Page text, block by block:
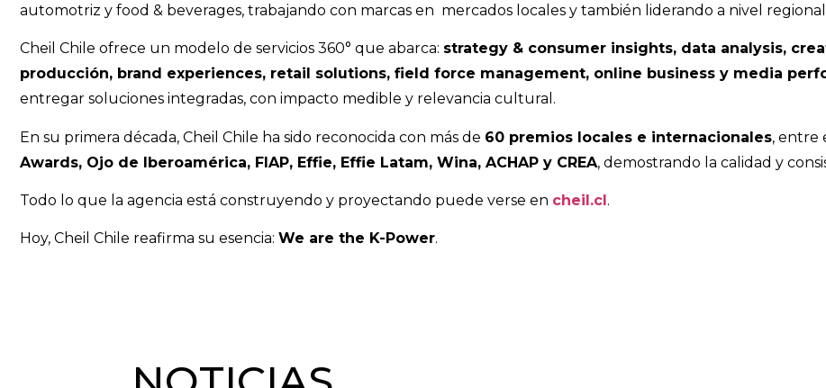
automotriz y food & beverages, trabajando con marcas en mercados locales y también liderando a nivel
Cheil Chile ofrece un modelo de servicios 360° que abarca: strategy & consumer insights, data analysis,
producción, brand experiences, retail solutions, field force management, online business y media
entregar soluciones integradas, con impacto medible y relevancia cultural.
En su primera década, Cheil Chile ha sido reconocida con más de 60 premios locales e internacionales, entre
Awards, Ojo de Iberoamérica, FIAP, Effie, Effie Latam, Wina, ACHAP y CREA, demostrando la calidad y
Todo lo que la agencia está construyendo y proyectando puede verse en cheil.cl.
Hoy, Cheil Chile reafirma su esencia: We are the K-Power.